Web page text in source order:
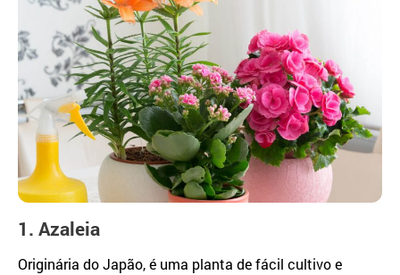
1. Azaleia
Originária do Japão, é uma planta de fácil cultivo e